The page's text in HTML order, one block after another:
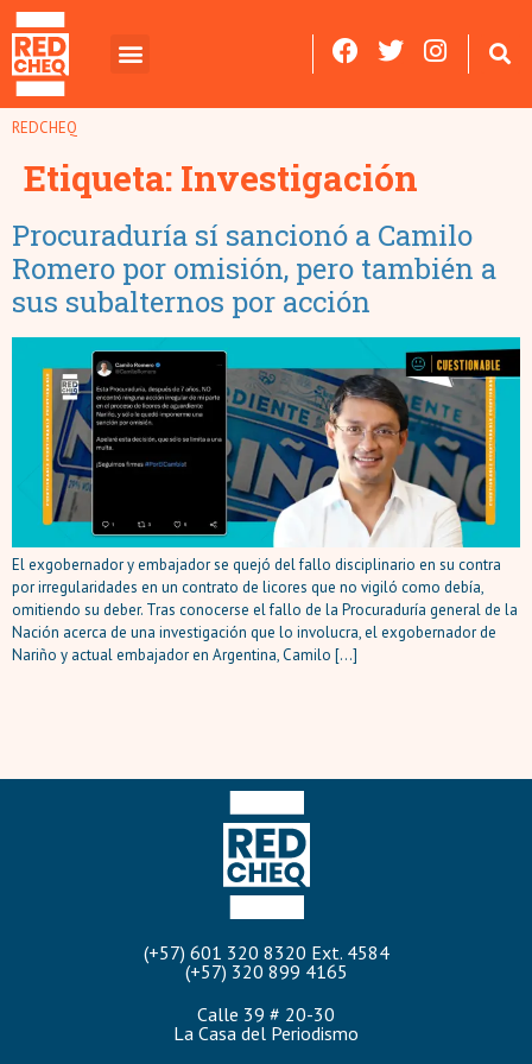
REDCHEQ
Etiqueta: Investigación
Procuraduría sí sancionó a Camilo
Romero por omisión, pero también a
sus subalternos por acción
El exgobernador y embajador se quejó del fallo disciplinario en su contra
por irregularidades en un contrato de licores que no vigiló como debía,
omitiendo su deber. Tras conocerse el fallo de la Procuraduría general de la
Nación acerca de una investigación que lo involucra, el exgobernador de
Nariño y actual embajador en Argentina, Camilo […]
(+57) 601 320 8320 Ext. 4584
(+57) 320 899 4165
Calle 39 # 20-30
La Casa del Periodismo